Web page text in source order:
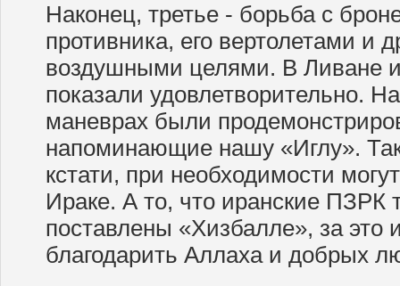
Наконец, третье - борьба с
противника, его вертолетами и
воздушными целями. В Ливане
показали удовлетворительно.
маневрах были
напоминающие нашу «Иглу».
кстати, при необходимости
Ираке. А то, что иранские ПЗРК
поставлены «Хизбалле», за это
благодарить Аллаха и добрых